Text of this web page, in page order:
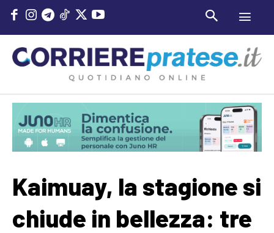
Kaimuay, la stagione si
chiude in bellezza: tre